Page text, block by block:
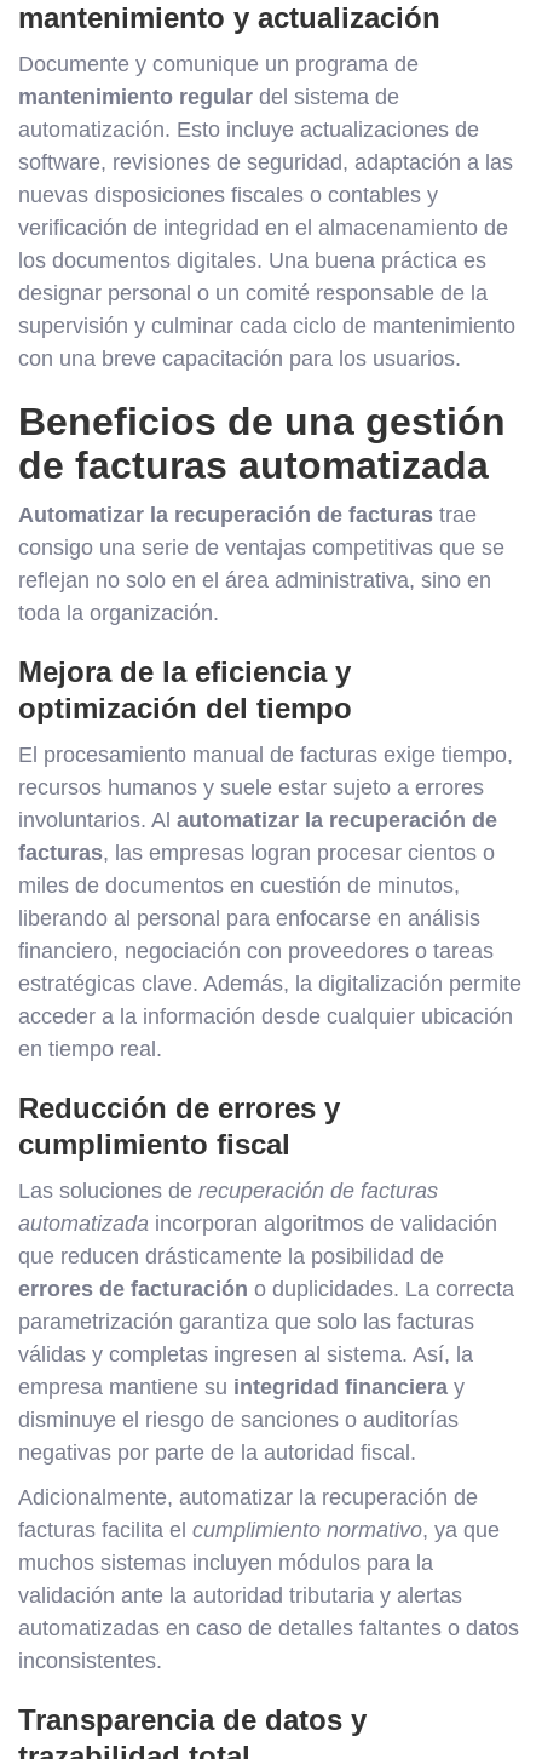
mantenimiento y actualización
Documente y comunique un programa de
mantenimiento regular del sistema de
automatización. Esto incluye actualizaciones de
software, revisiones de seguridad, adaptación a las
nuevas disposiciones fiscales o contables y
verificación de integridad en el almacenamiento de
los documentos digitales. Una buena práctica es
designar personal o un comité responsable de la
supervisión y culminar cada ciclo de mantenimiento
con una breve capacitación para los usuarios.
Beneficios de una gestión
de facturas automatizada
Automatizar la recuperación de facturas trae
consigo una serie de ventajas competitivas que se
reflejan no solo en el área administrativa, sino en
toda la organización.
Mejora de la eficiencia y
optimización del tiempo
El procesamiento manual de facturas exige tiempo,
recursos humanos y suele estar sujeto a errores
involuntarios. Al automatizar la recuperación de
facturas, las empresas logran procesar cientos o
miles de documentos en cuestión de minutos,
liberando al personal para enfocarse en análisis
financiero, negociación con proveedores o tareas
estratégicas clave. Además, la digitalización permite
acceder a la información desde cualquier ubicación
en tiempo real.
Reducción de errores y
cumplimiento fiscal
Las soluciones de recuperación de facturas
automatizada incorporan algoritmos de validación
que reducen drásticamente la posibilidad de
errores de facturación o duplicidades. La correcta
parametrización garantiza que solo las facturas
válidas y completas ingresen al sistema. Así, la
empresa mantiene su integridad financiera y
disminuye el riesgo de sanciones o auditorías
negativas por parte de la autoridad fiscal.
Adicionalmente, automatizar la recuperación de
facturas facilita el cumplimiento normativo, ya que
muchos sistemas incluyen módulos para la
validación ante la autoridad tributaria y alertas
automatizadas en caso de detalles faltantes o datos
inconsistentes.
Transparencia de datos y